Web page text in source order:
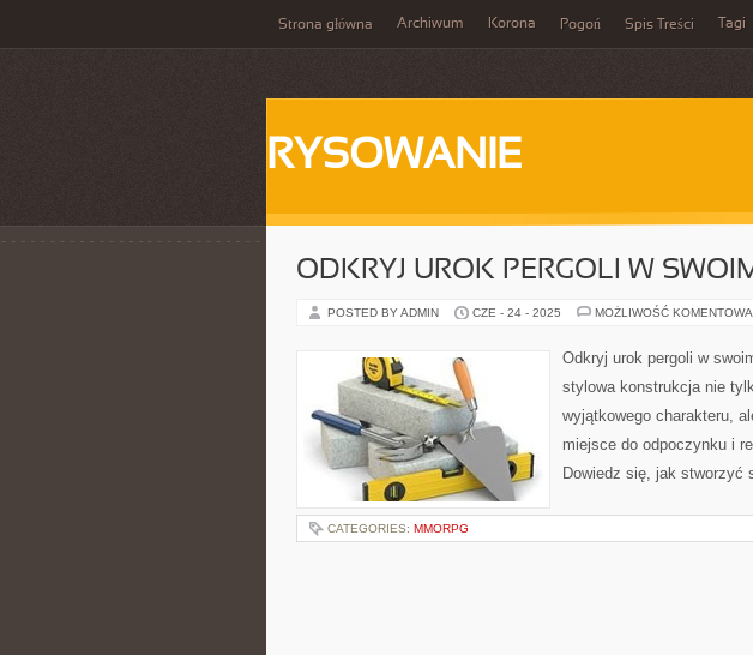
Strona główna Archiwum Korona Pogoń Spis Treści Tagi
RYSOWANIE
ODKRYJ UROK PERGOLI W
POSTED BY ADMIN CZE - 24 - 2025 MOŻLIWOŚĆ
Odkryj urok pergoli w
stylowa konstrukcja nie
wyjątkowego charakteru,
miejsce do odpoczynku i
Dowiedz się, jak stworzyć
CATEGORIES: MMORPG